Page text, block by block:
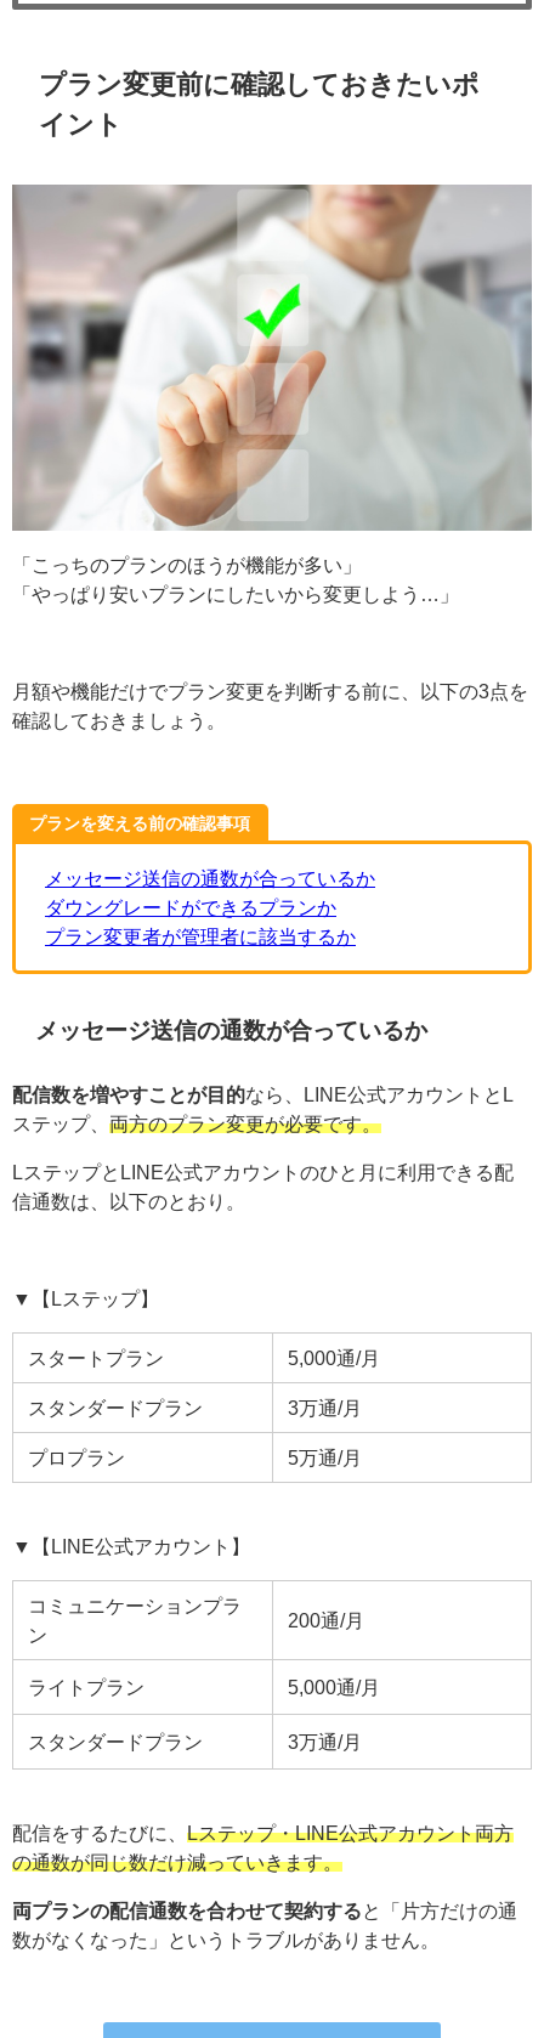
プラン変更前に確認しておきたいポ
イント
「こっちのプランのほうが機能が多い」
「やっぱり安いプランにしたいから変更しよう…」
月額や機能だけでプラン変更を判断する前に、以下の3点を
確認しておきましょう。
プランを変える前の確認事項
メッセージ送信の通数が合っているか
ダウングレードができるプランか
プラン変更者が管理者に該当するか
メッセージ送信の通数が合っているか
配信数を増やすことが目的なら、LINE公式アカウントとL
ステップ、 両方のプラン変更が必要です。
LステップとLINE公式アカウントのひと月に利用できる配
信通数は、以下のとおり。
▼【Lステップ】
スタートプラン 5,000通/月
スタンダードプラン 3万通/月
プロプラン 5万通/月
▼【LINE公式アカウント】
コミュニケーションプラ
ン
200通/月
ライトプラン 5,000通/月
スタンダードプラン 3万通/月
配信をするたびに、 Lステップ・LINE公式アカウント両方
の通数が同じ数だけ減っていきます。
両プランの配信通数を合わせて契約すると「片方だけの通
数がなくなった」というトラブルがありません。